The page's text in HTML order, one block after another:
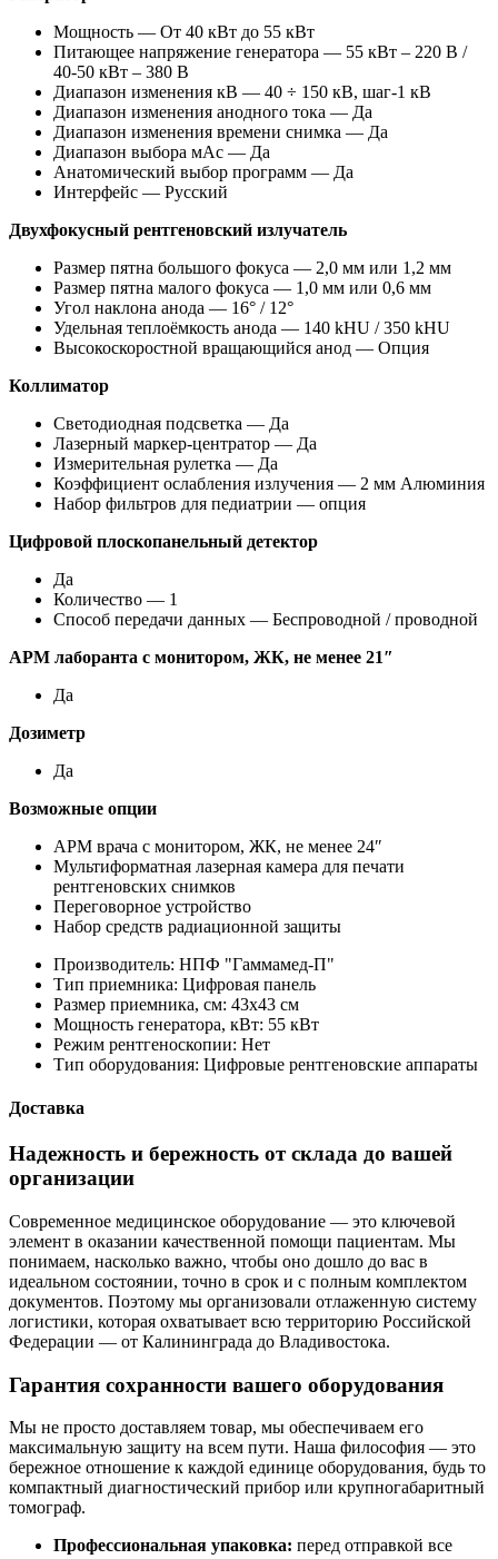
Мощность — От 40 кВт до 55 кВт
Питающее напряжение генератора — 55 кВт – 220 В /
40-50 кВт – 380 В
Диапазон изменения кВ — 40 ÷ 150 кВ, шаг-1 кВ
Диапазон изменения анодного тока — Да
Диапазон изменения времени снимка — Да
Диапазон выбора мАс — Да
Анатомический выбор программ — Да
Интерфейс — Русский
Двухфокусный рентгеновский излучатель
Размер пятна большого фокуса — 2,0 мм или 1,2 мм
Размер пятна малого фокуса — 1,0 мм или 0,6 мм
Угол наклона анода — 16° / 12°
Удельная теплоёмкость анода — 140 kHU / 350 kHU
Высокоскоростной вращающийся анод — Опция
Коллиматор
Светодиодная подсветка — Да
Лазерный маркер-центратор — Да
Измерительная рулетка — Да
Коэффициент ослабления излучения — 2 мм Алюминия
Набор фильтров для педиатрии — опция
Цифровой плоскопанельный детектор
Да
Количество — 1
Способ передачи данных — Беспроводной / проводной
АРМ лаборанта с монитором, ЖК, не менее 21″
Да
Дозиметр
Да
Возможные опции
АРМ врача с монитором, ЖК, не менее 24″
Мультиформатная лазерная камера для печати
рентгеновских снимков
Переговорное устройство
Набор средств радиационной защиты
Производитель: НПФ "Гаммамед-П"
Тип приемника: Цифровая панель
Размер приемника, см: 43х43 см
Мощность генератора, кВт: 55 кВт
Режим рентгеноскопии: Нет
Тип оборудования: Цифровые рентгеновские аппараты
Доставка
Надежность и бережность от склада до вашей
организации
Современное медицинское оборудование — это ключевой
элемент в оказании качественной помощи пациентам. Мы
понимаем, насколько важно, чтобы оно дошло до вас в
идеальном состоянии, точно в срок и с полным комплектом
документов. Поэтому мы организовали отлаженную систему
логистики, которая охватывает всю территорию Российской
Федерации — от Калининграда до Владивостока.
Гарантия сохранности вашего оборудования
Мы не просто доставляем товар, мы обеспечиваем его
максимальную защиту на всем пути. Наша философия — это
бережное отношение к каждой единице оборудования, будь то
компактный диагностический прибор или крупногабаритный
томограф.
Профессиональная упаковка: перед отправкой все